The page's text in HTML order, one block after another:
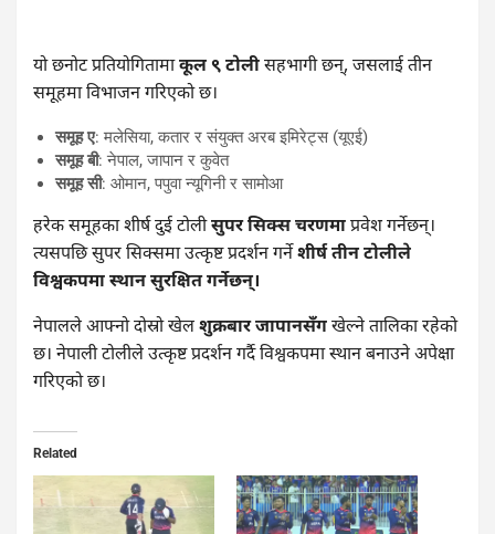
यो छनोट प्रतियोगितामाकूल ९ टोलीसहभागी छन्, जसलाई तीन
समूहमा विभाजन गरिएको छ।
समूह ए: मलेसिया, कतार र संयुक्त अरब इमिरेट्स (यूएई)
समूह बी: नेपाल, जापान र कुवेत
समूह सी: ओमान, पपुवा न्यूगिनी र सामोआ
हरेक समूहका शीर्ष दुई टोलीसुपर सिक्स चरणमाप्रवेश गर्नेछन्।
त्यसपछि सुपर सिक्समा उत्कृष्ट प्रदर्शन गर्नेशीर्ष तीन टोलीले
विश्वकपमा स्थान सुरक्षित गर्नेछन्।
नेपालले आफ्नो दोस्रो खेलशुक्रबार जापानसँगखेल्ने तालिका रहेको
छ। नेपाली टोलीले उत्कृष्ट प्रदर्शन गर्दै विश्वकपमा स्थान बनाउने अपेक्षा
गरिएको छ।
Related